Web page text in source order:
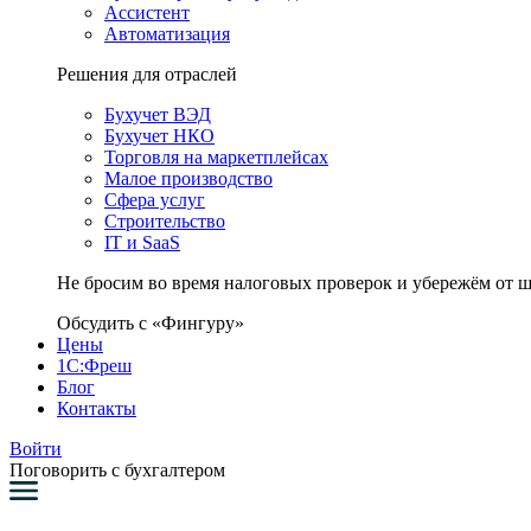
Ассистент
Автоматизация
Решения для отраслей
Бухучет ВЭД
Бухучет НКО
Торговля на маркетплейсах
Малое производство
Сфера услуг
Строительство
IT и SaaS
Не бросим во время налоговых проверок и убережём от
Обсудить с «Фингуру»
Цены
1С:Фреш
Блог
Контакты
Войти
Поговорить с бухгалтером